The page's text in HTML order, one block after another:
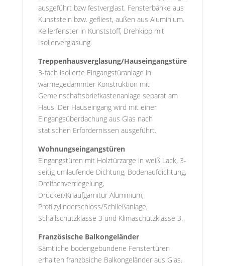
ausgeführt bzw festverglast. Fensterbänke aus
Kunststein bzw. gefliest, außen aus Aluminium.
Kellerfenster in Kunststoff, Drehkipp mit
Isolierverglasung.
Treppenhausverglasung/Hauseingangstüre
3-fach isolierte Eingangstüranlage in
wärmegedämmter Konstruktion mit
Gemeinschaftsbriefkastenanlage separat am
Haus. Der Hauseingang wird mit einer
Eingangsüberdachung aus Glas nach
statischen Erfordernissen ausgeführt.
Wohnungseingangstüren
Eingangstüren mit Holztürzarge in weiß Lack, 3-
seitig umlaufende Dichtung, Bodenaufdichtung,
Dreifachverriegelung,
Drücker/Knaufgarnitur Aluminium,
Profilzylinderschloss/Schließanlage,
Schallschutzklasse 3 und Klimaschutzklasse 3.
Französische Balkongeländer
Sämtliche bodengebundene Fenstertüren
erhalten französiche Balkongeländer aus Glas.